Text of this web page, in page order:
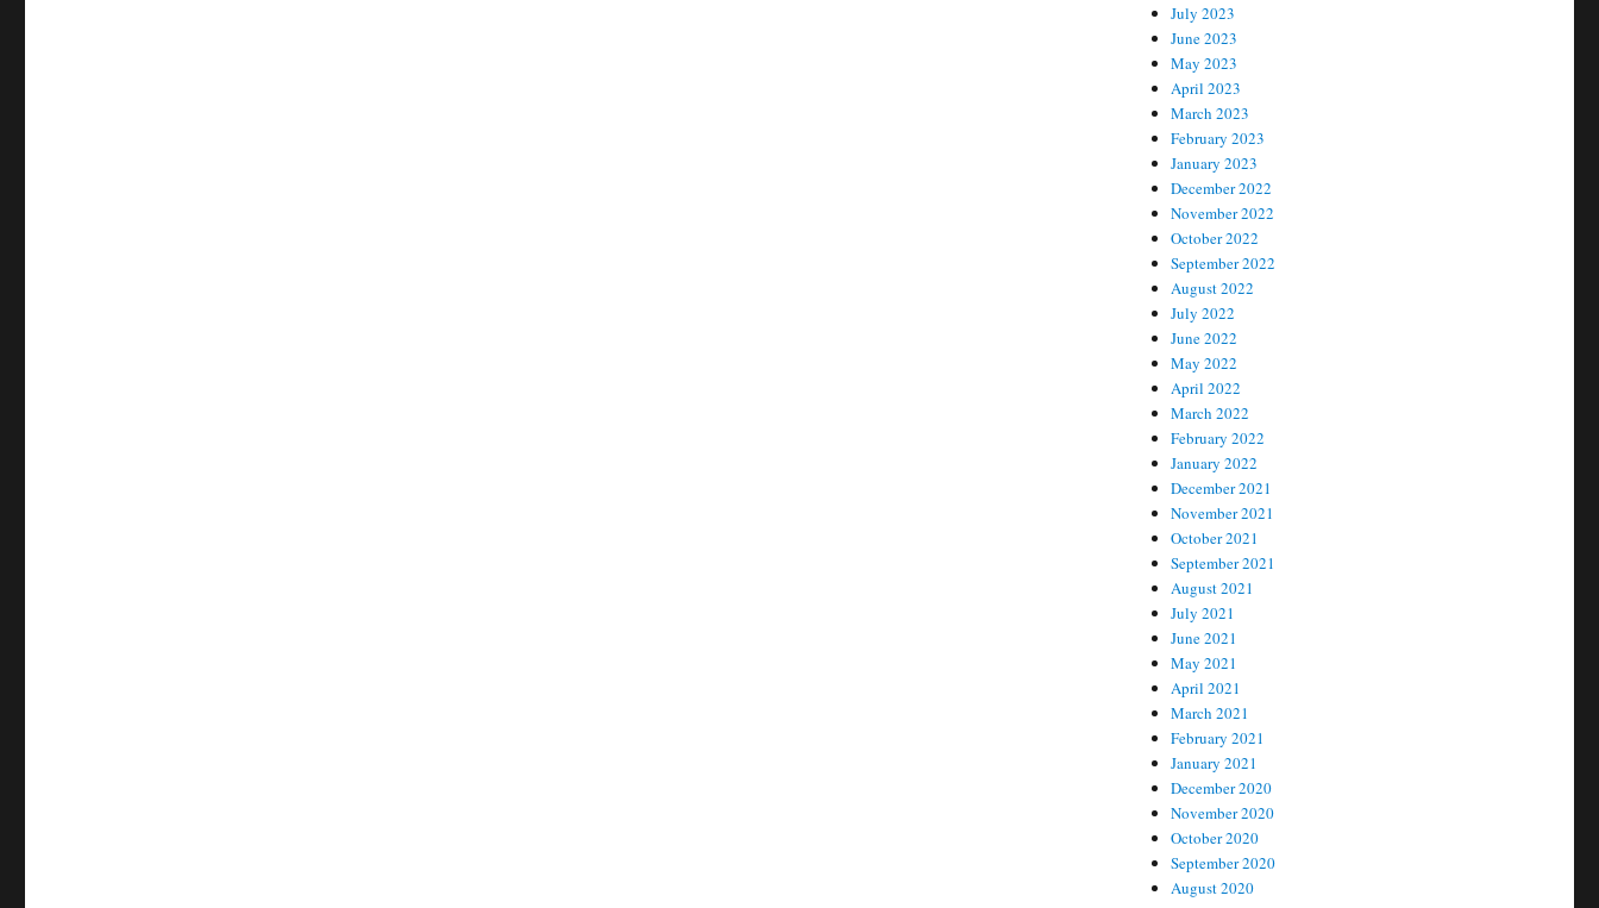
July 2023
June 2023
May 2023
April 2023
March 2023
February 2023
January 2023
December 2022
November 2022
October 2022
September 2022
August 2022
July 2022
June 2022
May 2022
April 2022
March 2022
February 2022
January 2022
December 2021
November 2021
October 2021
September 2021
August 2021
July 2021
June 2021
May 2021
April 2021
March 2021
February 2021
January 2021
December 2020
November 2020
October 2020
September 2020
August 2020